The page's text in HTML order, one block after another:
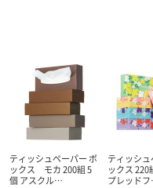
ティッシュペーパー ボ
ックス モカ 200組 5
個 アスクル…
ティッシ
ックス 220
プレッド